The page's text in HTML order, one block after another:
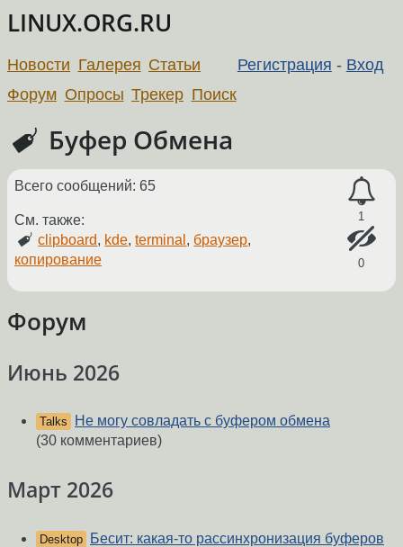
LINUX.ORG.RU
Регистрация - Вход
Новости Галерея Статьи
Форум Опросы Трекер Поиск
Буфер Обмена
1
0
Всего сообщений: 65
См. также:
clipboard, kde,terminal , браузер,
копирование
Форум
Июнь 2026
Talks
Не могу совладать с буфером обмена
(30 комментариев)
Март 2026
Desktop
Бесит: какая-то рассинхронизация буферов